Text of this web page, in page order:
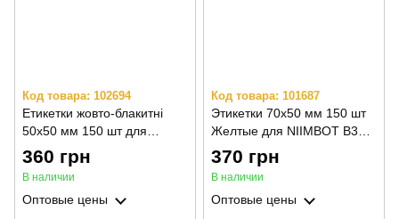
Код товара: 102694
Етикетки жовто-блакитні
50х50 мм 150 шт для
NIIMBOT B21/B21 Pro, B1,
B3S, B31, B4
360 грн
В наличии
Оптовые цены
Код товара: 101687
Этикетки 70х50 мм 150 шт
Желтые для NIIMBOT B3S,
B31, B4
370 грн
В наличии
Оптовые цены